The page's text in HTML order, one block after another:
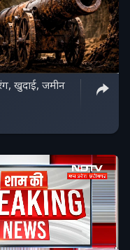
खुदाई, जमीन